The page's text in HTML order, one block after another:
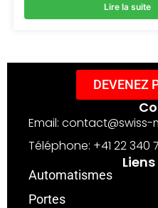
Lire la suite
DEVENEZ
Email:
Téléphone: +41 22 340
Automatismes
Portes